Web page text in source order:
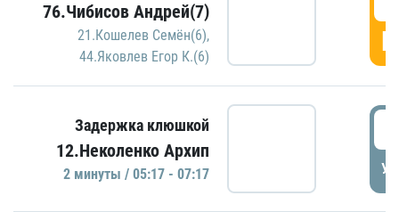
76.Чибисов Андрей(7)
21.Кошелев Семён(6),
44.Яковлев Егор К.(6)
Задержка клюшкой
12.Неколенко Архип
2 минуты / 05:17 - 07:17